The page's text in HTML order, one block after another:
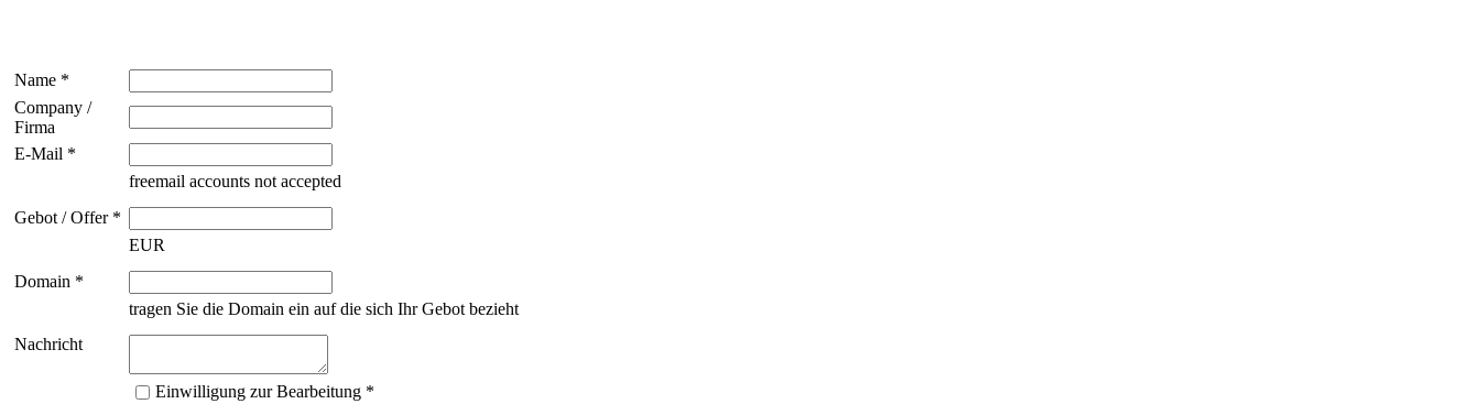
Name *
Company /
Firma
E-Mail *
freemail accounts not accepted
Gebot / Offer *
EUR
Domain *
tragen Sie die Domain ein auf die sich Ihr Gebot bezieht
Nachricht
Einwilligung zur Bearbeitung *